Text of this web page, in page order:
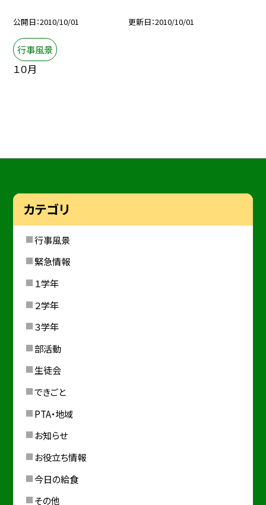
公開日 2010/10/01 更新日 2010/10/01
行事風景
１０月
カテゴリ
行事風景
緊急情報
１学年
２学年
３学年
部活動
生徒会
できごと
PTA・地域
お知らせ
お役立ち情報
今日の給食
その他